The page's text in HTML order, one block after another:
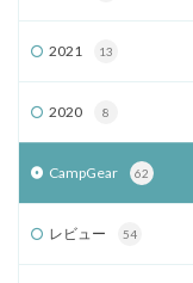
2021 13
2020 8
CampGear 62
レビュー 54